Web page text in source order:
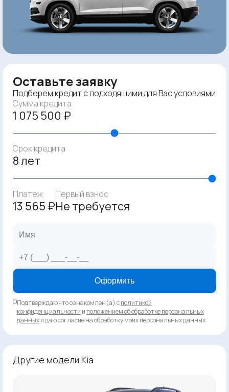
Оставьте заявку
Подберем кредит с подходящими для Вас условиями
Сумма кредита
1 075 500 ₽
Срок кредита
8 лет
Платеж
13 565 ₽
Первый взнос
Не требуется
Оформить
Подтверждаю что ознакомлен(а) сполитикой
конфиденциальности и положением об обработке персональных
данныхи даю согласие на обработку моих персональных данных
Другие модели Kia